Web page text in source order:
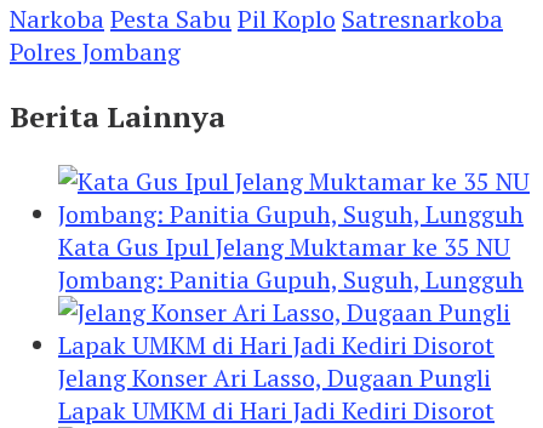
NarkobaPesta SabuPil Koplo Satresnarkoba
Polres Jombang
Berita Lainnya
Kata Gus Ipul Jelang Muktamar ke 35 NU
Jombang: Panitia Gupuh, Suguh, Lungguh
Jelang Konser Ari Lasso, Dugaan Pungli
Lapak UMKM di Hari Jadi Kediri Disorot